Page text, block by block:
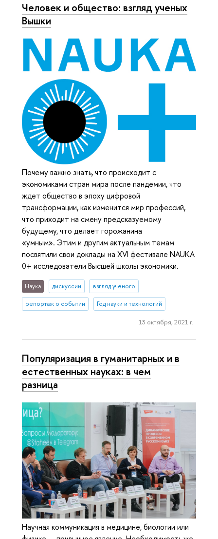
Человек и общество: взгляд ученых
Вышки
Почему важно знать, что происходит с
экономиками стран мира после пандемии, что
ждет общество в эпоху цифровой
трансформации, как изменится мир профессий,
что приходит на смену предсказуемому
будущему, что делает горожанина
«умным». Этим и другим актуальным темам
посвятили свои доклады на XVI фестивале NAUKA
0+ исследователи Высшей школы экономики.
Наука дискуссии взгляд ученого
репортаж о событии Год науки и технологий
13 октября, 2021 г.
Популяризация в гуманитарных и в
естественных науках: в чем
разница
Научная коммуникация в медицине, биологии или